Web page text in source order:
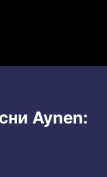
Aynen: